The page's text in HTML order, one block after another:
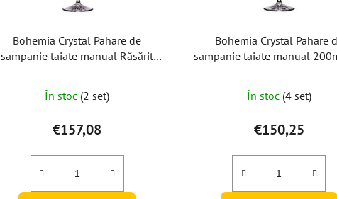
Bohemia Crystal Pahare de
sampanie taiate manual Răsărit
În stoc (2 set)
€157,08
Bohemia Crystal Pahare
sampanie taiate manual
În stoc (4 set)
€150,25